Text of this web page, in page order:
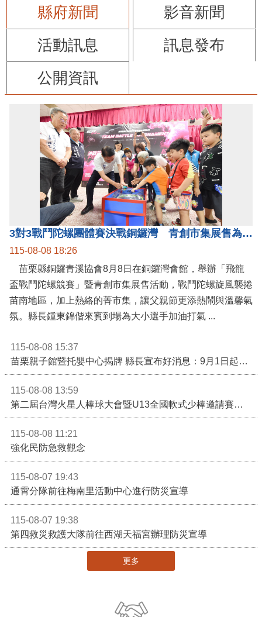
縣府新聞
影音新聞
活動訊息
訊息發布
公開資訊
3對3戰鬥陀螺團體賽決戰銅鑼灣 青創市集展售為父親節增添繽紛
115-08-08 18:26
苗栗縣銅鑼青溪協會8月8日在銅鑼灣會館，舉辦「飛龍
盃戰鬥陀螺競賽」暨青創市集展售活動，戰鬥陀螺旋風襲捲
苗南地區，加上熱絡的菁市集，讓父親節更添熱鬧與溫馨氣
氛。縣長鍾東錦偕來賓到場為大小選手加油打氣 ...
115-08-08 15:37
苗栗親子館暨托嬰中心揭牌 縣長宣布好消息：9月1日起調降臨時托嬰費用
115-08-08 13:59
第二屆台灣火星人棒球大會暨U13全國軟式少棒邀請賽在苗栗舉辦
115-08-08 11:21
強化民防急救觀念
115-08-07 19:43
通霄分隊前往梅南里活動中心進行防災宣導
115-08-07 19:38
第四救災救護大隊前往西湖天福宮辦理防災宣導
更多